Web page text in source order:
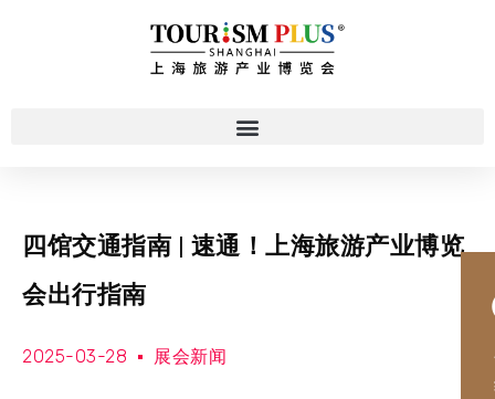
四馆交通指南 | 速通！上海旅游产业博览
会出行指南
2025-03-28 展会新闻